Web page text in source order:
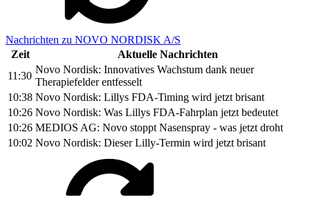
Nachrichten zu NOVO NORDISK A/S
Zeit
Aktuelle Nachrichten
11:30
Novo Nordisk: Innovatives Wachstum dank neuer
Therapiefelder entfesselt
10:38 Novo Nordisk: Lillys FDA-Timing wird jetzt brisant
10:26 Novo Nordisk: Was Lillys FDA-Fahrplan jetzt bedeutet
10:26 MEDIOS AG: Novo stoppt Nasenspray - was jetzt droht
10:02 Novo Nordisk: Dieser Lilly-Termin wird jetzt brisant